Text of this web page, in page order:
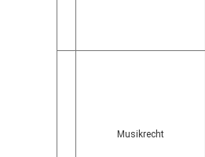
Musikrecht